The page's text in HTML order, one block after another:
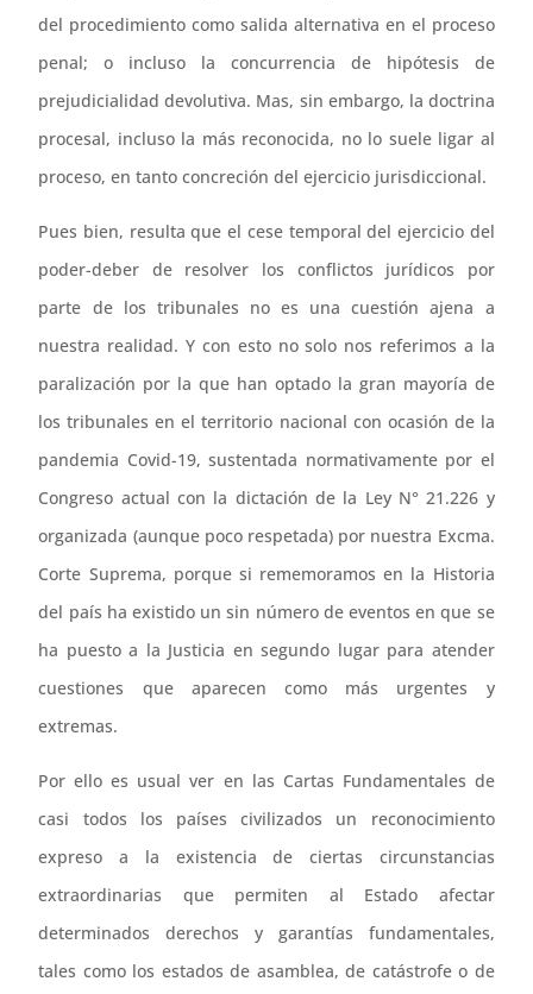
del procedimiento como salida alternativa en el proceso
penal; o incluso la concurrencia de hipótesis de
prejudicialidad devolutiva. Mas, sin embargo, la doctrina
procesal, incluso la más reconocida, no lo suele ligar al
proceso, en tanto concreción del ejercicio jurisdiccional.
Pues bien, resulta que el cese temporal del ejercicio del
poder-deber de resolver los conflictos jurídicos por
parte de los tribunales no es una cuestión ajena a
nuestra realidad. Y con esto no solo nos referimos a la
paralización por la que han optado la gran mayoría de
los tribunales en el territorio nacional con ocasión de la
pandemia Covid-19, sustentada normativamente por el
Congreso actual con la dictación de la Ley N° 21.226 y
organizada (aunque poco respetada) por nuestra Excma.
Corte Suprema, porque si rememoramos en la Historia
del país ha existido un sin número de eventos en que se
ha puesto a la Justicia en segundo lugar para atender
cuestiones que aparecen como más urgentes y
extremas.
Por ello es usual ver en las Cartas Fundamentales de
casi todos los países civilizados un reconocimiento
expreso a la existencia de ciertas circunstancias
extraordinarias que permiten al Estado afectar
determinados derechos y garantías fundamentales,
tales como los estados de asamblea, de catástrofe o de